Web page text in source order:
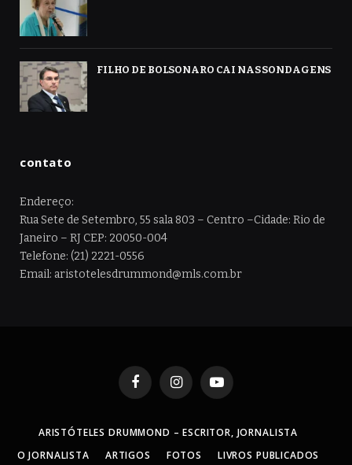
FILHO DE BOLSONARO CAI NAS SONDAGENS
contato
Endereço:
Rua Sete de Setembro, 55 sala 803 – Centro –Cidade: Rio de
Janeiro – RJ CEP: 20050-004
Telefone: (21) 2221-0556
Email: aristotelesdrummond@mls.com.br
FacebookInstagramYouTube
ARISTÓTELES DRUMMOND – ESCRITOR, JORNALISTA
O JORNALISTA
ARTIGOS FOTOS LIVROS PUBLICADOS